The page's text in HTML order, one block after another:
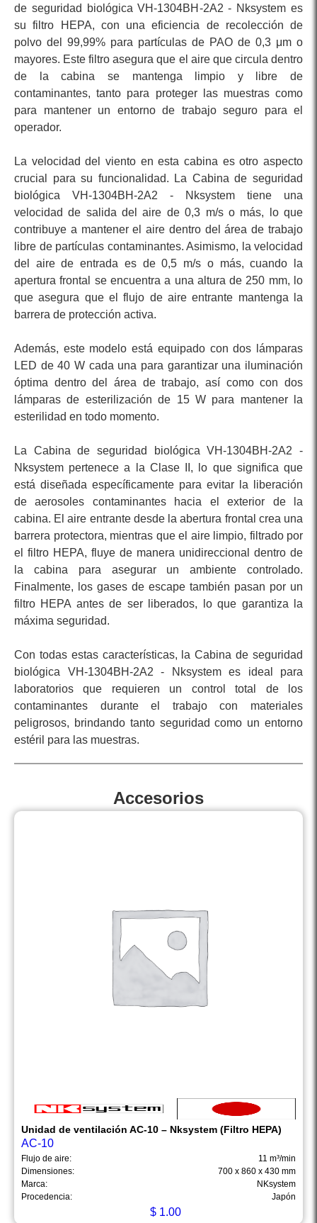
de seguridad biológica VH-1304BH-2A2 - Nksystem es
su filtro HEPA, con una eficiencia de recolección de
polvo del 99,99% para partículas de PAO de 0,3 μm o
mayores. Este filtro asegura que el aire que circula dentro
de la cabina se mantenga limpio y libre de
contaminantes, tanto para proteger las muestras como
para mantener un entorno de trabajo seguro para el
operador.
La velocidad del viento en esta cabina es otro aspecto
crucial para su funcionalidad. La Cabina de seguridad
biológica VH-1304BH-2A2 - Nksystem tiene una
velocidad de salida del aire de 0,3 m/s o más, lo que
contribuye a mantener el aire dentro del área de trabajo
libre de partículas contaminantes. Asimismo, la velocidad
del aire de entrada es de 0,5 m/s o más, cuando la
apertura frontal se encuentra a una altura de 250 mm, lo
que asegura que el flujo de aire entrante mantenga la
barrera de protección activa.
Además, este modelo está equipado con dos lámparas
LED de 40 W cada una para garantizar una iluminación
óptima dentro del área de trabajo, así como con dos
lámparas de esterilización de 15 W para mantener la
esterilidad en todo momento.
La Cabina de seguridad biológica VH-1304BH-2A2 -
Nksystem pertenece a la Clase II, lo que significa que
está diseñada específicamente para evitar la liberación
de aerosoles contaminantes hacia el exterior de la
cabina. El aire entrante desde la abertura frontal crea una
barrera protectora, mientras que el aire limpio, filtrado por
el filtro HEPA, fluye de manera unidireccional dentro de
la cabina para asegurar un ambiente controlado.
Finalmente, los gases de escape también pasan por un
filtro HEPA antes de ser liberados, lo que garantiza la
máxima seguridad.
Con todas estas características, la Cabina de seguridad
biológica VH-1304BH-2A2 - Nksystem es ideal para
laboratorios que requieren un control total de los
contaminantes durante el trabajo con materiales
peligrosos, brindando tanto seguridad como un entorno
estéril para las muestras.
Accesorios
Unidad de ventilación AC-10 – Nksystem (Filtro HEPA)
AC-10
Flujo de aire:
11 m³/min
Dimensiones:
700 x 860 x 430 mm
Marca:
NKsystem
Procedencia:
Japón
$ 1.00